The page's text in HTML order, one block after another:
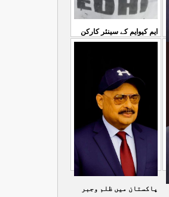
ایم کیوایم کے سینئر کارکن
شہادت پر متحدہ قومی
پاکستان میں ظلم وجبر